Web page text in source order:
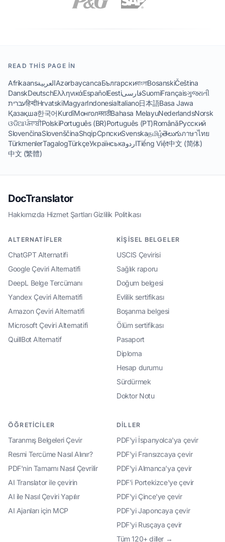
READ THIS PAGE IN
AfrikaansالعربيةAzərbaycancaБългарскиবাংলাBosanskiČeština
DanskDeutschΕλληνικάEspañolEestiفارسیSuomiFrançaisગુજરાતી
עבריתहिन्दीHrvatskiMagyarIndonesiaItaliano日本語Basa Jawa
Қазақша한국어KurdîМонголमराठीBahasa MelayuNederlandsNorsk
ଓଡିଆਪੰਜਾਬੀPolskiPortuguês (BR)Português (PT)RomânăРусский
SlovenčinaSlovenščinaShqipСрпскиSvenskaதமிழ்తెలుగుภาษาไทย
TürkmenlerTagalogTürkçeУкраїнськаاردوTiếng Việt中文 (简体)
中文 (繁體)
DocTranslator
Hakkımızda·Hizmet Şartları·Gizlilik Politikası
ALTERNATIFLER
ChatGPT Alternatifi
Google Çeviri Alternatifi
DeepL Belge Tercümanı
Yandex Çeviri Alternatifi
Amazon Çeviri Alternatifi
Microsoft Çeviri Alternatifi
QuillBot Alternatif
KIŞISEL BELGELER
USCIS Çevirisi
Sağlık raporu
Doğum belgesi
Evlilik sertifikası
Boşanma belgesi
Ölüm sertifikası
Pasaport
Diploma
Hesap durumu
Sürdürmek
Doktor Notu
ÖĞRETICILER
Taranmış Belgeleri Çevir
Resmi Tercüme Nasıl Alınır?
PDF'nin Tamamı Nasıl Çevrilir
AI Translator ile çevirin
AI ile Nasıl Çeviri Yapılır
AI Ajanları için MCP
DILLER
PDF'yi İspanyolca'ya çevir
PDF'yi Fransızcaya çevir
PDF'yi Almanca'ya çevir
PDF'i Portekizce'ye çevir
PDF'yi Çince'ye çevir
PDF'yi Japoncaya çevir
PDF'yi Rusçaya çevir
Tüm 120+ diller →